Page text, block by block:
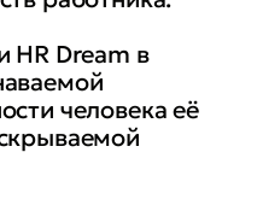
HR Dream в
человека её